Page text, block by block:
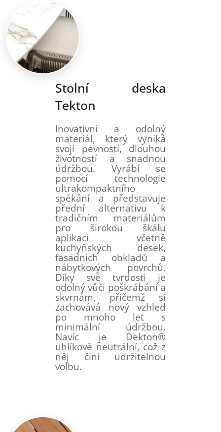
Stolní deska
Tekton
Inovativní a odolný
materiál, který vyniká
svojí pevností, dlouhou
životností a snadnou
údržbou. Vyrábí se
pomocí technologie
ultrakompaktního
spékání a představuje
přední alternativu k
tradičním materiálům
pro širokou škálu
aplikací včetně
kuchyňských desek,
fasádních obkladů a
nábytkových povrchů.
Díky své tvrdosti je
odolný vůči poškrábání a
skvrnám, přičemž si
zachovává nový vzhled
po mnoho let s
minimální údržbou.
Navíc je Dekton®
uhlíkově neutrální, což z
něj činí udržitelnou
volbu.